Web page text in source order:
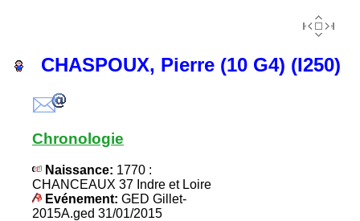
CHASPOUX, Pierre (10 G4) (I250)
Chronologie
Naissance: 1770 :
CHANCEAUX 37 Indre et Loire
Evénement: GED Gillet-
2015A.ged 31/01/2015